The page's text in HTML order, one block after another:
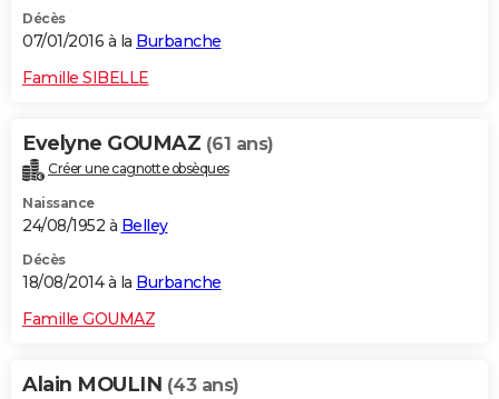
S'inscrire
Se connecter
Lycées
Collèges
Primaires
Universités
Entreprises
Service militaire
Avis de recherche
AVIS DE DÉCÈS
Décès
07/01/2016 à la Burbanche
Famille SIBELLE
Evelyne GOUMAZ (61 ans)
Créer une cagnotte obsèques
Naissance
24/08/1952 à Belley
Décès
18/08/2014 à la Burbanche
Famille GOUMAZ
Alain MOULIN (43 ans)